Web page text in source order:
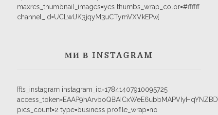
maxres_thumbnail_images=yes thumbs_wrap_color=#ffffff
channel_id=UCLwUK3jqyM3uCTymVXVkEPw]
МИ В INSTAGRAM
[fts_instagram instagram_id=17841407910095725
pics_count=2 type=business profile_wrap=no